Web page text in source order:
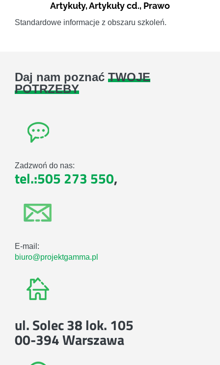
Artykuły,Artykuły cd., Prawo
Standardowe informacje z obszaru szkoleń.
Daj nam poznać TWOJE
POTRZEBY
Zadzwoń do nas:
tel.:505 273 550,
E-mail:
biuro@projektgamma.pl
ul. Solec 38 lok. 105
00-394 Warszawa